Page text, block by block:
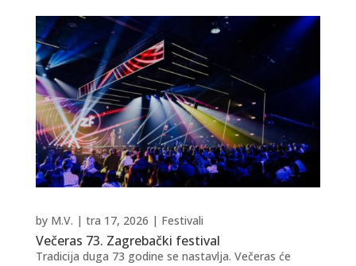
Večeras 73. Zagrebački festival
by M.V. | tra 17, 2026 | Festivali
Tradicija duga 73 godine se nastavlja. Večeras će